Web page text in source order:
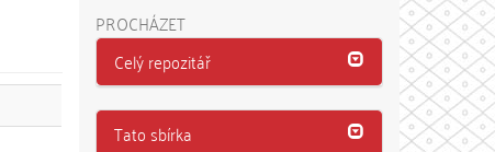
PROCHÁZET
Celý repozitář
Tato sbírka